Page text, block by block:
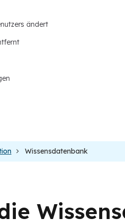
ändert
Wissensdatenbank